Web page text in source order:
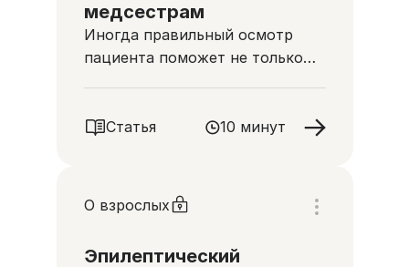
медсестрам
Иногда правильный осмотр
пациента поможет не только
жизньСтатья 10 минут
О взрослых
Эпилептический